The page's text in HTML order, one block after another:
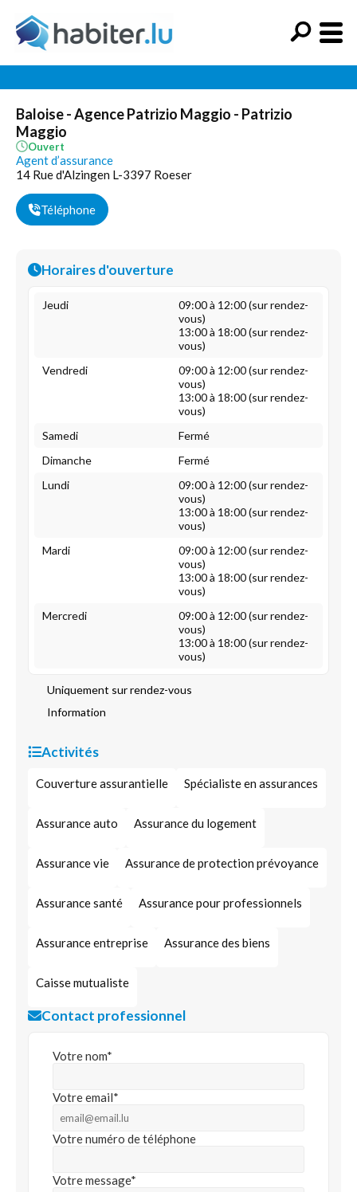
Baloise - Agence Patrizio Maggio - Patrizio
Maggio
Ouvert
Agent d’assurance
14 Rue d'Alzingen L-3397 Roeser
Téléphone
Horaires d'ouverture
Jeudi
09:00 à 12:00 (sur rendez-
vous)
13:00 à 18:00 (sur rendez-
vous)
Vendredi
09:00 à 12:00 (sur rendez-
vous)
13:00 à 18:00 (sur rendez-
vous)
Samedi
Fermé
Dimanche
Fermé
Lundi
09:00 à 12:00 (sur rendez-
vous)
13:00 à 18:00 (sur rendez-
vous)
Mardi
09:00 à 12:00 (sur rendez-
vous)
13:00 à 18:00 (sur rendez-
vous)
Mercredi
09:00 à 12:00 (sur rendez-
vous)
13:00 à 18:00 (sur rendez-
vous)
Uniquement sur rendez-vous
Information
Activités
Couverture assurantielle Spécialiste en assurances
Assurance auto Assurance du logement
Assurance vie Assurance de protection prévoyance
Assurance santé Assurance pour professionnels
Assurance entreprise Assurance des biens
Caisse mutualiste
Contact professionnel
Votre nom*
Votre email*
Votre numéro de téléphone
Votre message*